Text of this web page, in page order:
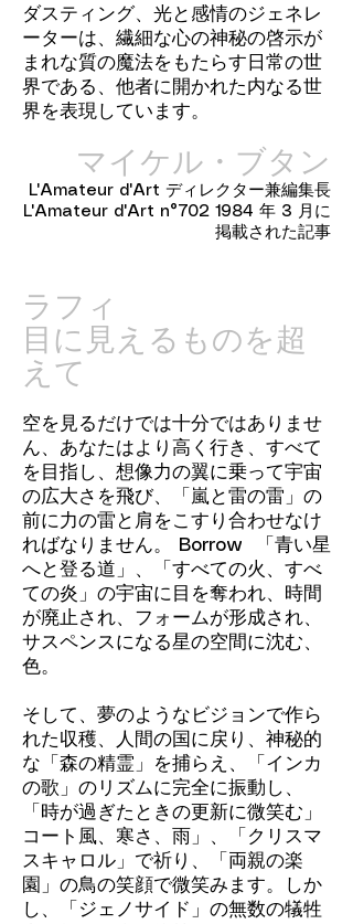
ダスティング、光と感情のジェネレ
ーターは、繊細な心の神秘の啓示が
まれな質の魔法をもたらす日常の世
界である、他者に開かれた内なる世
界を表現しています。
マイケル・ブタン
L'Amateur d'Art ディレクター兼編集長
L'Amateur d'Art n°702 1984 年 3 月に
掲載された記事
ラフィ
目に見えるものを超
えて
空を見るだけでは十分ではありませ
ん、あなたはより高く行き、すべて
を目指し、想像力の翼に乗って宇宙
の広大さを飛び、「嵐と雷の雷」の
前に力の雷と肩をこすり合わせなけ
ればなりません。 Borrow 「青い星
へと登る道」、「すべての火、すべ
ての炎」の宇宙に目を奪われ、時間
が廃止され、フォームが形成され、
サスペンスになる星の空間に沈む、
色。
そして、夢のようなビジョンで作ら
れた収穫、人間の国に戻り、神秘的
な「森の精霊」を捕らえ、「インカ
の歌」のリズムに完全に振動し、
「時が過ぎたときの更新に微笑む」
コート風、寒さ、雨」、「クリスマ
スキャロル」で祈り、「両親の楽
園」の鳥の笑顔で微笑みます。しか
し、「ジェノサイド」の無数の犠牲